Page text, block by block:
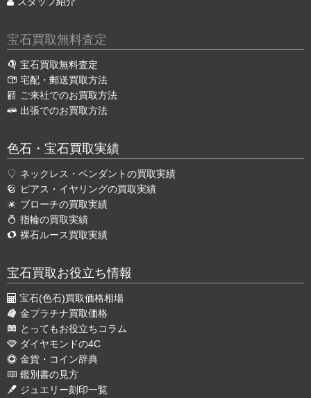
宝石買取無料査定
宝石買取無料査定
宅配・郵送買取方法
ご来社でのお買取方法
出張でのお買取方法
色石・宝石買取実績
ネックレス・ペンダントの買取実績
ピアス・イヤリングの買取実績
ブローチの買取実績
指輪の買取実績
裸石ルース買取実績
宝石買取お役立ち情報
宝石(色石)買取価格相場
金プラチナ買取価格
とってもお役立ちコラム
ダイヤモンドの4C
金貨・コイン辞典
鑑別書の見方
ジュエリー刻印一覧